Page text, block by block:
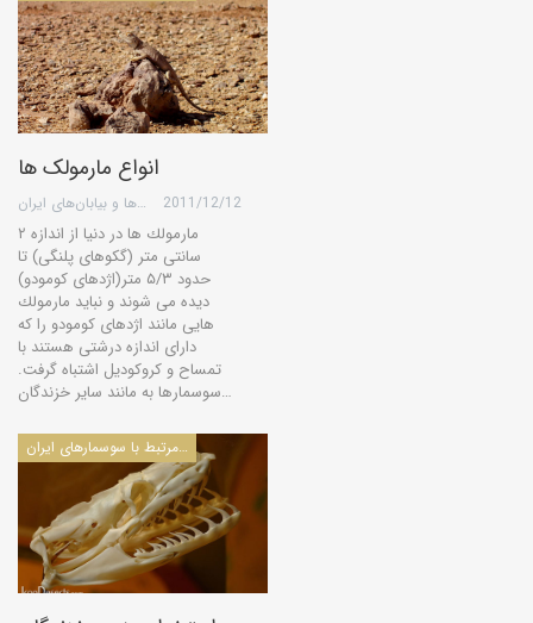
انواع مارمولک ها
گروه کویرها و بیابان‌های ایران 2011/12/12
مارمولك ها در دنیا از اندازه ۲
سانتی متر (گكوهای پلنگی) تا
حدود ۵/۳ متر(اژدهای كومودو)
دیده می شوند و نباید مارمولك
هایی مانند اژدهای كومودو را كه
دارای اندازه درشتی هستند با
تمساح و كروكودیل اشتباه گرفت.
سوسمارها به مانند سایر خزندگان…
مقالات مرتبط با سوسمارهای ایران